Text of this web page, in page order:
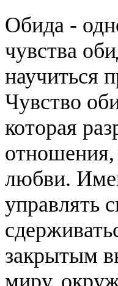
Обида -
чувства
научиться
Чувство
которая
отношения,
любви.
управлять
закрытым
миру,